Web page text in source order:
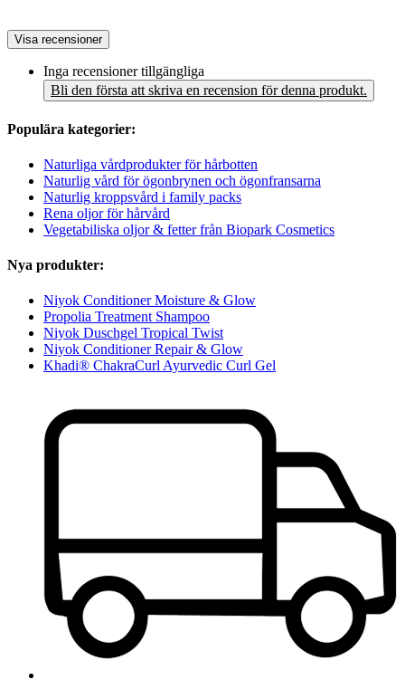
Visa recensioner
Inga recensioner tillgängliga
Bli den första att skriva en recension för denna produkt.
Populära kategorier:
Naturliga vårdprodukter för hårbotten
Naturlig vård för ögonbrynen och ögonfransarna
Naturlig kroppsvård i family packs
Rena oljor för hårvård
Vegetabiliska oljor & fetter från Biopark Cosmetics
Nya produkter:
Niyok Conditioner Moisture & Glow
Propolia Treatment Shampoo
Niyok Duschgel Tropical Twist
Niyok Conditioner Repair & Glow
Khadi® ChakraCurl Ayurvedic Curl Gel